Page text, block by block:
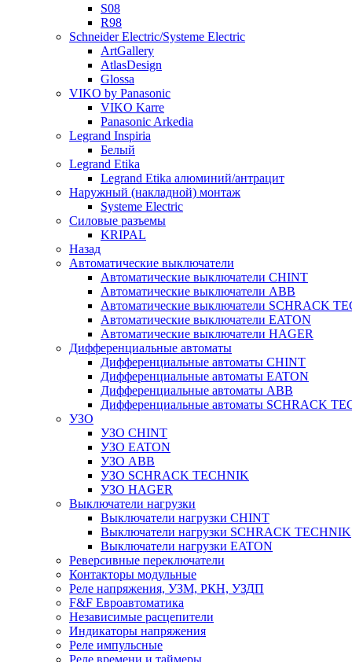
S08
R98
Schneider Electric/Systeme Electric
ArtGallery
AtlasDesign
Glossa
VIKO by Panasonic
VIKO Karre
Panasonic Arkedia
Legrand Inspiria
Белый
Legrand Etika
Legrand Etika алюминий/антрацит
Наружный (накладной) монтаж
Systeme Electric
Силовые разъемы
KRIPAL
Назад
Автоматические выключатели
Автоматические выключатели CHINT
Автоматические выключатели ABB
Автоматические выключатели SCHRACK
Автоматические выключатели EATON
Автоматические выключатели HAGER
Дифференциальные автоматы
Дифференциальные автоматы CHINT
Дифференциальные автоматы EATON
Дифференциальные автоматы ABB
Дифференциальные автоматы SCHRACK
УЗО
УЗО CHINT
УЗО EATON
УЗО ABB
УЗО SCHRACK TECHNIK
УЗО HAGER
Выключатели нагрузки
Выключатели нагрузки CHINT
Выключатели нагрузки SCHRACK TECHNIK
Выключатели нагрузки EATON
Реверсивные переключатели
Контакторы модульные
Реле напряжения, УЗМ, РКН, УЗДП
F&F Евроавтоматика
Независимые расцепители
Индикаторы напряжения
Реле импульсные
Реле времени и таймеры